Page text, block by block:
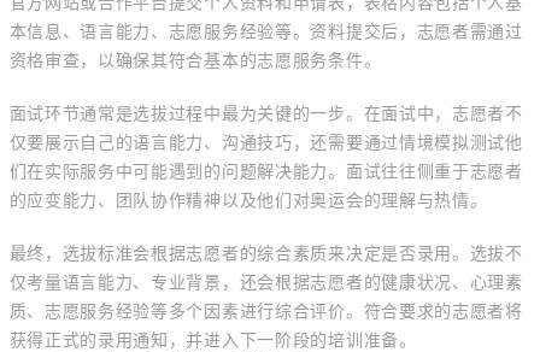
本信息、语言能力、志愿服务经验等。资料提交后，志愿者需通过
资格审查，以确保其符合基本的志愿服务条件。
面试环节通常是选拔过程中最为关键的一步。在面试中，志愿者不
仅要展示自己的语言能力、沟通技巧，还需要通过情境模拟测试他
们在实际服务中可能遇到的问题解决能力。面试往往侧重于志愿者
的应变能力、团队协作精神以及他们对奥运会的理解与热情。
最终，选拔标准会根据志愿者的综合素质来决定是否录用。选拔不
仅考量语言能力、专业背景，还会根据志愿者的健康状况、心理素
质、志愿服务经验等多个因素进行综合评价。符合要求的志愿者将
获得正式的录用通知，并进入下一阶段的培训准备。